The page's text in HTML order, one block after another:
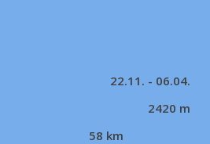
22.11. - 06.04.
2420 m
58 km